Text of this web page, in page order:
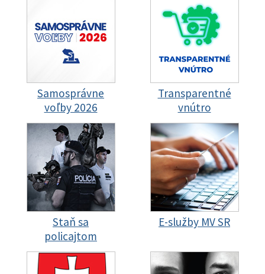
Samosprávne
voľby 2026
Transparentné
vnútro
Staň sa
policajtom
E-služby MV SR